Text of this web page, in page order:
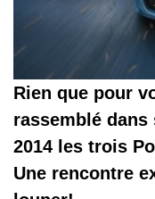
Rien que pour
rassemblé dans
2014 les trois
Une rencontre